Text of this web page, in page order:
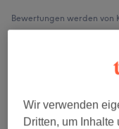
Bewertungen werden von
Ambiente
Wir verwenden
Dritten, um